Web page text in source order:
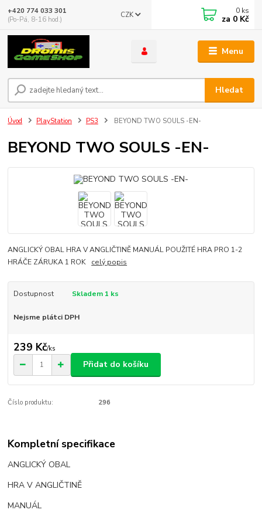
Menu
CZK
Hledat
+420 774 033 301
(Po-Pá, 8-16 hod.)
0 ks
za 0 Kč
Úvod PlayStation PS3 BEYOND TWO SOULS -EN-
BEYOND TWO SOULS -EN-
ANGLICKÝ OBAL HRA V ANGLIČTINĚ MANUÁL POUŽITÉ HRA PRO 1-2
HRÁČE ZÁRUKA 1 ROK celý popis
Dostupnost Skladem 1 ks
Nejsme plátci DPH
239 Kč/ks
Přidat do košíku
Číslo produktu: 296
Kompletní specifikace
ANGLICKÝ OBAL
HRA V ANGLIČTINĚ
MANUÁL